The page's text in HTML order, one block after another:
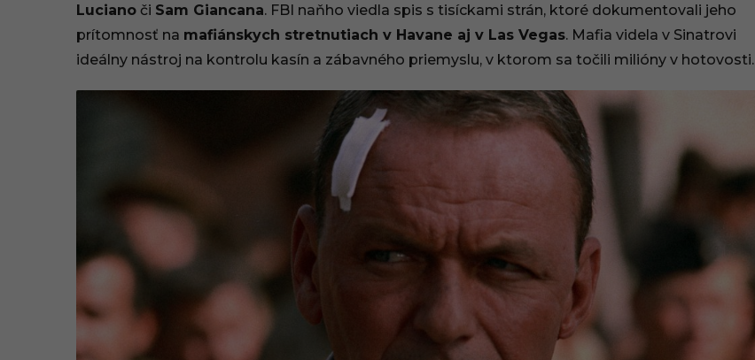
3
Luciano či Sam Giancana. FBI naňho viedla spis s tisíckami strán, ktoré dokumentovali jeho
prítomnosť na mafiánskych stretnutiach v Havane aj v Las Vegas. Mafia videla v Sinatrovi
ideálny nástroj na kontrolu kasín a zábavného priemyslu, v ktorom sa točili milióny v hotovosti.